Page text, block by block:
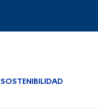
SOSTENIBILIDAD